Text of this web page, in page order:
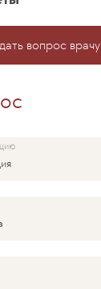
вопрос врачу